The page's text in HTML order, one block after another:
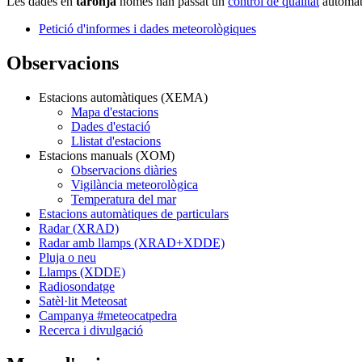
Petició d'informes i dades meteorològiques
Observacions
Estacions automàtiques (XEMA)
Mapa d'estacions
Dades d'estació
Llistat d'estacions
Estacions manuals (XOM)
Observacions diàries
Vigilància meteorològica
Temperatura del mar
Estacions automàtiques de particulars
Radar (XRAD)
Radar amb llamps (XRAD+XDDE)
Pluja o neu
Llamps (XDDE)
Radiosondatge
Satèl·lit Meteosat
Campanya #meteocatpedra
Recerca i divulgació